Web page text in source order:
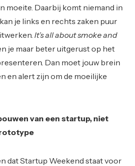
moeite. Daarbij komt niemand in
je links en rechts zaken puur
It’s all about smoke and
je maar beter uitgerust op het
Dan moet jouw brein
en alert zijn om de moeilijke
van een startup, niet
dat Startup Weekend staat voor